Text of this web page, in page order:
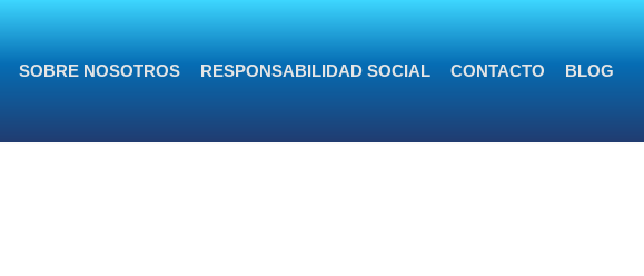
SOBRE NOSOTROS RESPONSABILIDAD SOCIAL CONTACTO BLOG